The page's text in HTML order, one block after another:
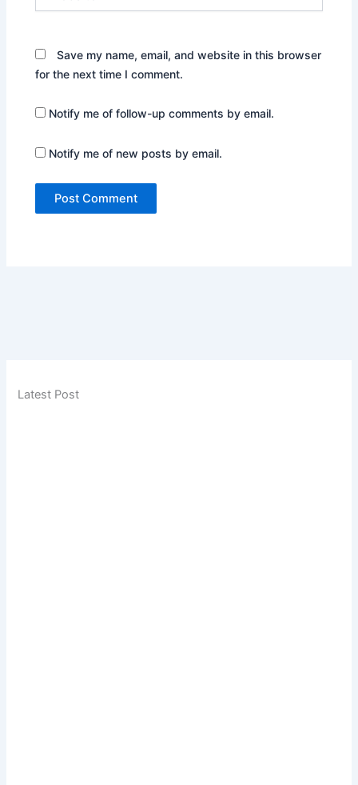
Save my name, email, and website in this browser
for the next time I comment.
Notify me of follow-up comments by email.
Notify me of new posts by email.
Latest Post